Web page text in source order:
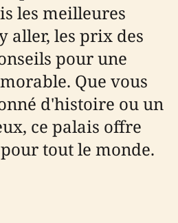
les meilleures
aller, les prix des
pour une
Que vous
d'histoire ou un
ce palais offre
tout le monde.